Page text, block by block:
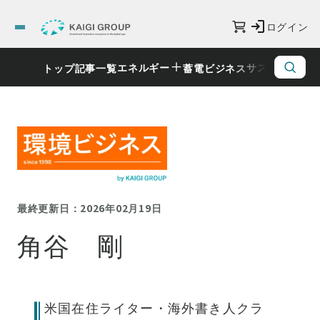
ログイン
トップ記事一覧エネルギー 蓄電ビジネスサステナビリ
最終更新日：2026年02月19日
角谷 剛
米国在住ライター・海外書き人クラ